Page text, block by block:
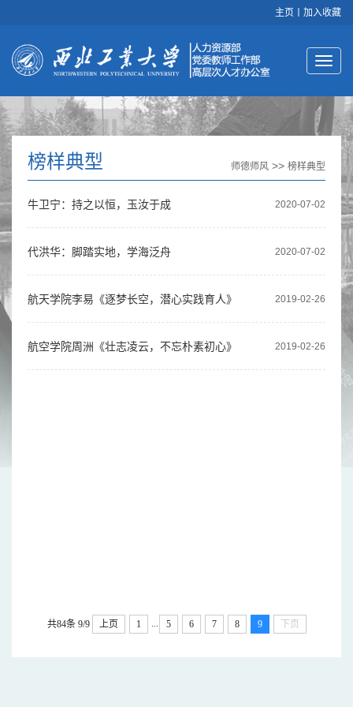
主页 加入收藏
榜样典型 师德师风 >> 榜样典型
2020-07-02
牛卫宁：持之以恒，玉汝于成
2020-07-02
代洪华：脚踏实地，学海泛舟
2019-02-26
航天学院李易《逐梦长空，潜心实践育人》
2019-02-26
航空学院周洲《壮志凌云，不忘朴素初心》
共84条 9/9 上页 1 5 6 7 8 9 下页